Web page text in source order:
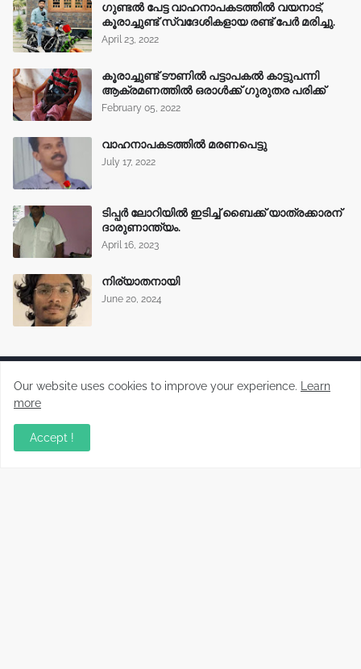
ഗുണ്ടൽ പേട്ട വാഹനാപകടത്തിൽ വയനാട്,
കൂരാച്ചുണ്ട് സ്വദേശികളായ രണ്ട് പേർ മരിച്ചു.
April 23, 2022
കൂരാച്ചുണ്ട് ടൗണിൽ പട്ടാപകൽ കാട്ടുപന്നി
ആക്രമണത്തിൽ ഒരാൾക്ക് ഗുരുതര പരിക്ക്
February 05, 2022
വാഹനാപകടത്തിൽ മരണപെട്ടു
July 17, 2022
ടിപ്പർ ലോറിയിൽ ഇടിച്ച് ബൈക്ക് യാത്രക്കാരന്
ദാരുണാന്ത്യം.
April 16, 2023
നിര്യാതനായി
June 20, 2024
Our website uses cookies to improve your experience.
Learn
more
Accept !